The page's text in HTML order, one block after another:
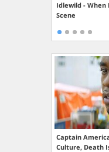
Idlewild - When
Scene
Captain
Culture, Death